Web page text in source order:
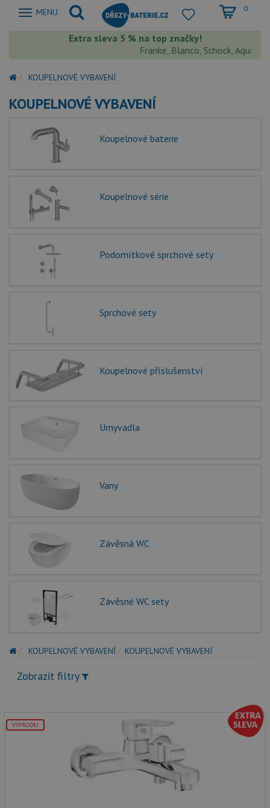
Zobrazit
MENU 0
Extra sleva 5 % na top značky!
Franke, Blanco, Schock,
KOUPELNOVÉ VYBAVENÍ
KOUPELNOVÉ VYBAVENÍ
Koupelnové baterie
Koupelnové série
Podomítkové sprchové sety
Sprchové sety
Koupelnové příslušenství
Umyvadla
Vany
Závěsná WC
Závěsné WC sety
KOUPELNOVÉ VYBAVENÍ KOUPELNOVÉ VYBAVENÍ
Zobrazit filtry
VÝPRODEJ